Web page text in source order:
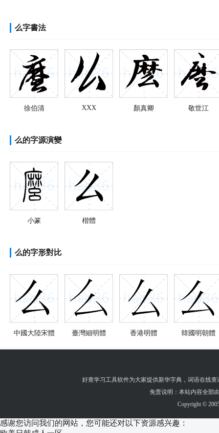
么字書法
徐伯清 XXX 顏真卿 敬世江
么的字源演變
小篆 楷體
么的字形對比
中國大陸宋體 臺灣細明體 香港明體 韓國明朝體
好查学习工具软件为大家提供新华字典 ， 词语在线查
免责说明：本站内容全部
Copyright ©
感谢您访问我们的网站，您可能还对以下资源感兴趣：